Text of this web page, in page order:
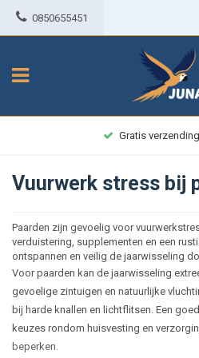
0850655451
Gratis
Vuurwerk stress bij
Paarden zijn gevoelig voor
verduistering, supplementen en een
ontspannen en veilig de jaarwisseling
Voor paarden kan de jaarwisseling
gevoelige zintuigen en natuurlijke
bij harde knallen en lichtflitsen. Een
keuzes rondom huisvesting en
beperken.